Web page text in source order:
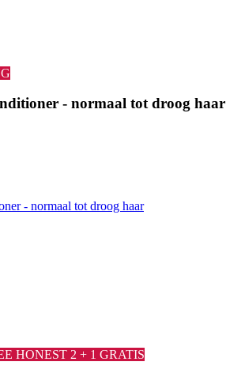
- normaal tot droog haar
- normaal tot droog haar
HONEST 2 + 1 GRATIS